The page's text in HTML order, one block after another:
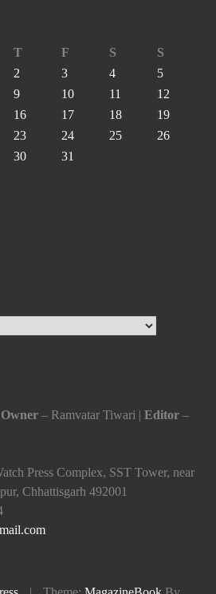
T F S
S
2 3 4
5
9 10 11
12
16 17 18
19
23 24 25
26
30 31
Owner – Ramvatar Tiwari | Editor –
Press Complex, SST Tower, near
Chhattisgarh 492001